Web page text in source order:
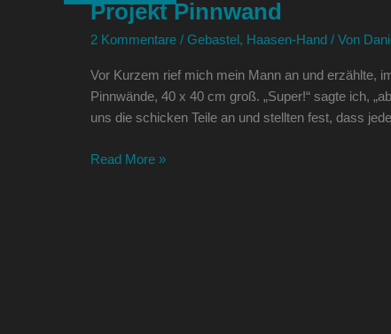
Projekt Pinnwand
2 Kommentare / Gebastel, Haasen-Hand / Von
Vor Kurzem rief mich mein Mann an und erzählte,
Pinnwände, 40 x 40 cm groß. „Super!“ sagte ich,
uns die schicken Teile an und stellten fest, dass
Read More »